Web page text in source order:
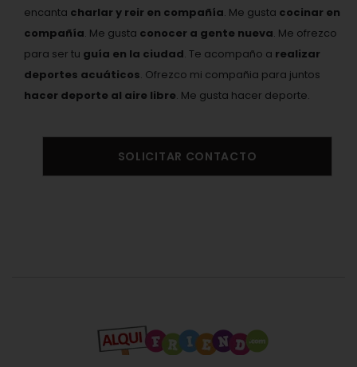
encanta charlar y reir en compañía. Me gusta cocinar en
compañía. Me gusta conocer a gente nueva. Me ofrezco
para ser tu guía en la ciudad. Te acompaño a realizar
deportes acuáticos. Ofrezco mi compañia para juntos
hacer deporte al aire libre. Me gusta hacer deporte.
SOLICITAR CONTACTO